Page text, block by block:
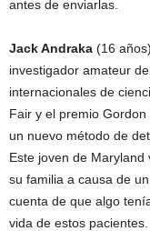
antes de enviarlas.
Jack Andraka (16
investigador amateur
internacionales de
Fair y el premio
un nuevo método de
Este joven de
su familia a causa de
cuenta de que algo
vida de estos